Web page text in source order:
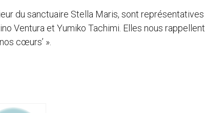
du sanctuaire Stella Maris, sont représentatives
Ventura et Yumiko Tachimi. Elles nous rappellent
nos cœurs’ ».